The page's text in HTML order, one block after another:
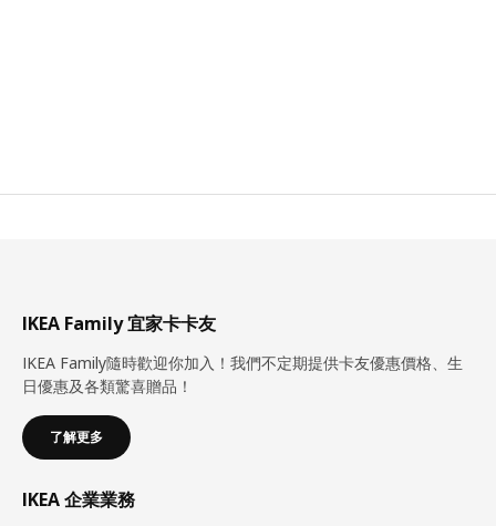
IKEA Family 宜家卡卡友
IKEA Family隨時歡迎你加入！我們不定期提供卡友優惠價格、生
日優惠及各類驚喜贈品！
了解更多
IKEA 企業業務